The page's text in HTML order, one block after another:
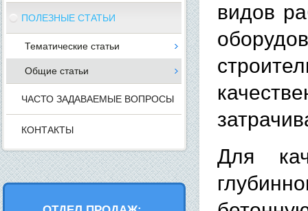
ПОЛЕЗНЫЕ СТАТЬИ
Тематические статьи
Общие статьи
ЧАСТО ЗАДАВАЕМЫЕ ВОПРОСЫ
КОНТАКТЫ
видов
Для